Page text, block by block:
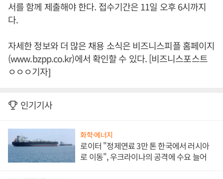
서를 함께 제출해야 한다. 접수기간은 11일 오후 6시까지
다.
자세한 정보와 더 많은 채용 소식은 비즈니스피플 홈페이지
(www.bzpp.co.kr)에서 확인할 수 있다. [비즈니스포스트
ㅇㅇㅇ기자]
인기기사
화학·에너지
로이터 "정제연료 3만 톤 한국에서 러시아
로 이동", 우크라이나의 공격에 수요 늘어